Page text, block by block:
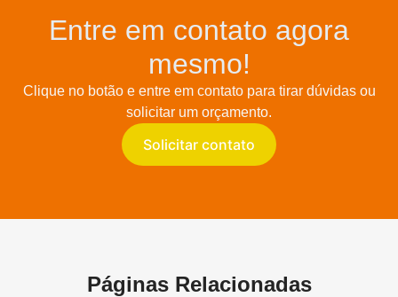
Entre em contato agora
mesmo!
Clique no botão e entre em contato para tirar dúvidas ou
solicitar um orçamento.
Solicitar contato
Páginas Relacionadas